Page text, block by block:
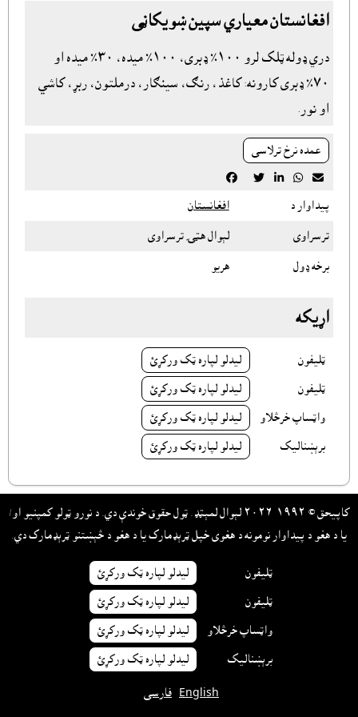
افغانستان معياري سپين ښويکاڼى
دري ډوله ټلک لرو ١٠٠٪ ډبری، ١٠٠٪ ميده، ٣٠٪ ميده او
٧٠٪ ډبرى کارونه: کاغذ، رنګ، سينګار، درملتون، ربړ، کاشي
او نور.
عمده نرخ ترلاسى
    
پيداوار د افغانستان
ترسراوى لېوال هټۍ ترسراوى
برخه ډول هريو
اړيکه
ټليفون ليدلو لپاره ټک ورکړئ
ټليفون ليدلو لپاره ټک ورکړئ
واټساپ خرڅلاو ليدلو لپاره ټک ورکړئ
برېښناليک ليدلو لپاره ټک ورکړئ
کاپيحق © ١٩٩٢-٢٠٢٦ لېوال لمېټډ. ټول حقوق خوندې دي. د نورو ټولو کمپنيو او/
يا د هغو د پيداوار نومونه د هغوى خپل ټرېډمارک يا د هغو د څېښتنو ټرېډمارک دي.
ټليفون ليدلو لپاره ټک ورکړئ
ټليفون ليدلو لپاره ټک ورکړئ
واټساپ خرڅلاو ليدلو لپاره ټک ورکړئ
برېښناليک ليدلو لپاره ټک ورکړئ
English فارسی